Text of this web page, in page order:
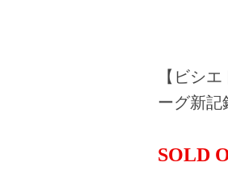
【ビシ
ーグ新記
SOLD